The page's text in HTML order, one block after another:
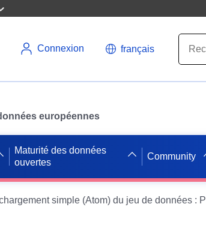
Connexion français
européennes
Maturité des données
ouvertes
Community